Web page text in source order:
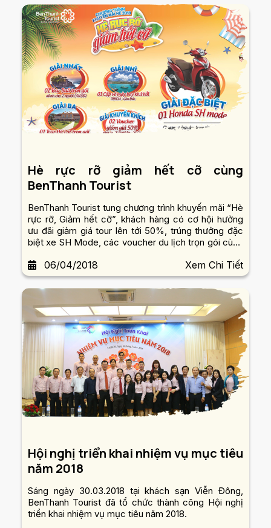
Hè rực rỡ giảm hết cỡ cùng
BenThanh Tourist
BenThanh Tourist tung chương trình khuyến mãi “Hè
rực rỡ, Giảm hết cỡ”, khách hàng có cơ hội hưởng
ưu đãi giảm giá tour lên tới 50%, trúng thưởng đặc
biệt xe SH Mode, các voucher du lịch trọn gói cùng
hàng BenThanh Tourist tại Ngày hội Du lịch
TP.HCM...
06/04/2018 Xem Chi Tiết
Hội nghị triển khai nhiệm vụ mục tiêu
năm 2018
Sáng ngày 30.03.2018 tại khách sạn Viễn Đông,
BenThanh Tourist đã tổ chức thành công Hội nghị
triển khai nhiệm vụ mục tiêu năm 2018.